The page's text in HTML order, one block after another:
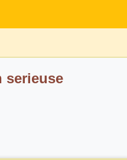
serieuse